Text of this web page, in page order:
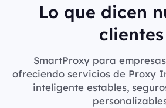
Lo que dicen
clientes
SmartProxy para
ofreciendo servicios de Proxy
inteligente estables,